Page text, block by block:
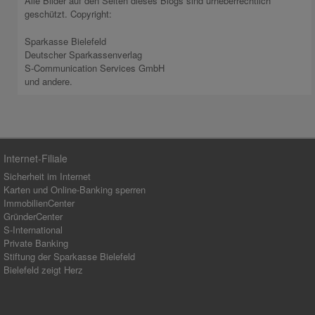
geschützt. Copyright:
Sparkasse Bielefeld
Deutscher Sparkassenverlag
S-Communication Services GmbH
und andere.
Internet-Filiale
Sicherheit im Internet
Karten und Online-Banking sperren
ImmobilienCenter
GründerCenter
S-International
Private Banking
Stiftung der Sparkasse Bielefeld
Bielefeld zeigt Herz